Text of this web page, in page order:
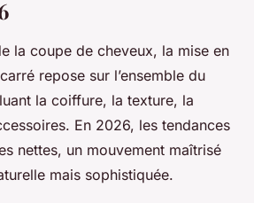
la coupe de cheveux, la mise en
repose sur l’ensemble du
la coiffure, la texture, la
En 2026, les tendances
nettes, un mouvement maîtrisé
mais sophistiquée.